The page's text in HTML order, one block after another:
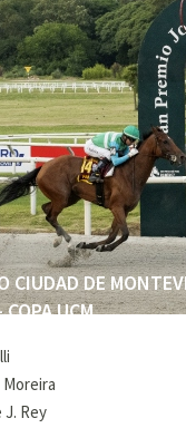
CIUDAD DE
UCM
Rey